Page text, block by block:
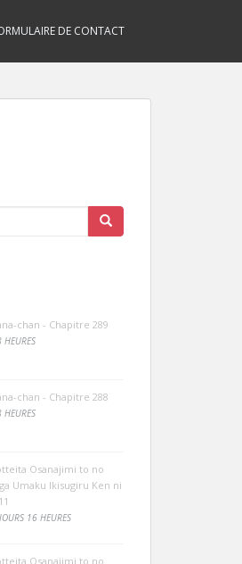
DE CONTACT
chan - Chapitre 289
chan - Chapitre 288
Osanajimi to no
Umaku Ikisugiru Ken ni
16 HEURES
Osanajimi to no